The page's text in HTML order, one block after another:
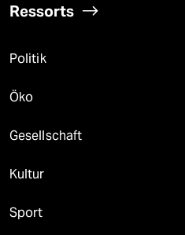
Ressorts
Politik
Öko
Gesellschaft
Kultur
Sport